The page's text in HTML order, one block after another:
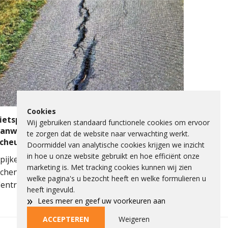
sloeg een auto over de kop.
kwamen massaal ter plaatse.
ambulances, de brandweer en het
Medisch Team (MMT) werden ingezet. De
landde op de snelweg om
assistentie te verlenen.
Lange Schenkeldijk afgesloten
verzakking asfalt en ernstige
- Het fietspad op de Lange
langs het Spijkenisse Medisch
is de komende dagen afgesloten
vanwege een onveilige situatie. Een deel van het
asfalt is verzakt en op het fietspad zijn ook
ernstige scheuren ontstaan.
Cookies
Wij gebruiken standaard functionele cookies om ervoor
te zorgen dat de website naar verwachting werkt.
Doormiddel van analytische cookies krijgen we inzicht
in hoe u onze website gebruikt en hoe efficiënt onze
marketing is. Met tracking cookies kunnen wij zien
welke pagina's u bezocht heeft en welke formulieren u
heeft ingevuld.
» Lees meer en geef uw voorkeuren aan
ACCEPTEREN
Weigeren